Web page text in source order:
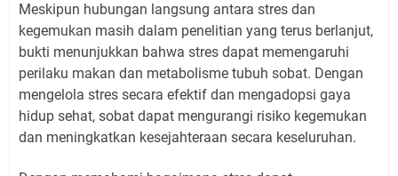
Meskipun hubungan langsung antara stres dan
kegemukan masih dalam penelitian yang terus berlanjut,
bukti menunjukkan bahwa stres dapat memengaruhi
perilaku makan dan metabolisme tubuh sobat. Dengan
mengelola stres secara efektif dan mengadopsi gaya
hidup sehat, sobat dapat mengurangi risiko kegemukan
dan meningkatkan kesejahteraan secara keseluruhan.